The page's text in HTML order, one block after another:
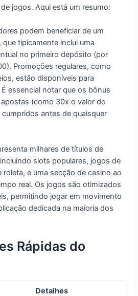
jogos. Aqui está um resumo:
podem beneficiar de um
tipicamente inclui uma
no primeiro depósito (por
Promoções regulares, como
estão disponíveis para
essencial notar que os bônus
(como 30x o valor do
antes de quaisquer
milhares de títulos de
slots populares, jogos de
e uma secção de casino ao
real. Os jogos são otimizados
permitindo jogar em movimento
dedicada na maioria dos
Rápidas do
Detalhes